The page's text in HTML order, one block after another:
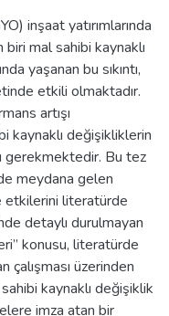
inşaat yatırımlarında
mal sahibi kaynaklı
yaşanan bu sıkıntı,
etkili olmaktadır.
artışı
kaynaklı değişikliklerin
gerekmektedir. Bu tez
meydana gelen
etkilerini literatürde
detaylı durulmayan
konusu, literatürde
çalışması üzerinden
kaynaklı değişiklik
imza atan bir